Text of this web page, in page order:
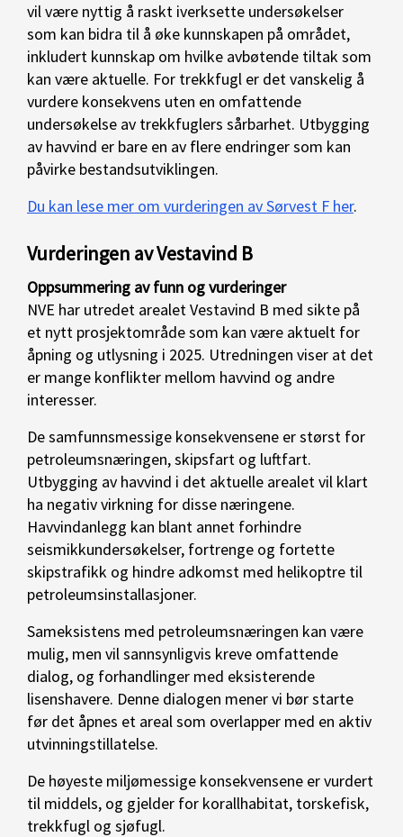
vil være nyttig å raskt iverksette undersøkelser
som kan bidra til å øke kunnskapen på området,
inkludert kunnskap om hvilke avbøtende tiltak som
kan være aktuelle. For trekkfugl er det vanskelig å
vurdere konsekvens uten en omfattende
undersøkelse av trekkfuglers sårbarhet. Utbygging
av havvind er bare en av flere endringer som kan
påvirke bestandsutviklingen.
Du kan lese mer om vurderingen av Sørvest F her.
Vurderingen av Vestavind B
Oppsummering av funn og vurderinger
NVE har utredet arealet Vestavind B med sikte på
et nytt prosjektområde som kan være aktuelt for
åpning og utlysning i 2025. Utredningen viser at det
er mange konflikter mellom havvind og andre
interesser.
De samfunnsmessige konsekvensene er størst for
petroleumsnæringen, skipsfart og luftfart.
Utbygging av havvind i det aktuelle arealet vil klart
ha negativ virkning for disse næringene.
Havvindanlegg kan blant annet forhindre
seismikkundersøkelser, fortrenge og fortette
skipstrafikk og hindre adkomst med helikoptre til
petroleumsinstallasjoner.
Sameksistens med petroleumsnæringen kan være
mulig, men vil sannsynligvis kreve omfattende
dialog, og forhandlinger med eksisterende
lisenshavere. Denne dialogen mener vi bør starte
før det åpnes et areal som overlapper med en aktiv
utvinningstillatelse.
De høyeste miljømessige konsekvensene er vurdert
til middels, og gjelder for korallhabitat, torskefisk,
trekkfugl og sjøfugl.